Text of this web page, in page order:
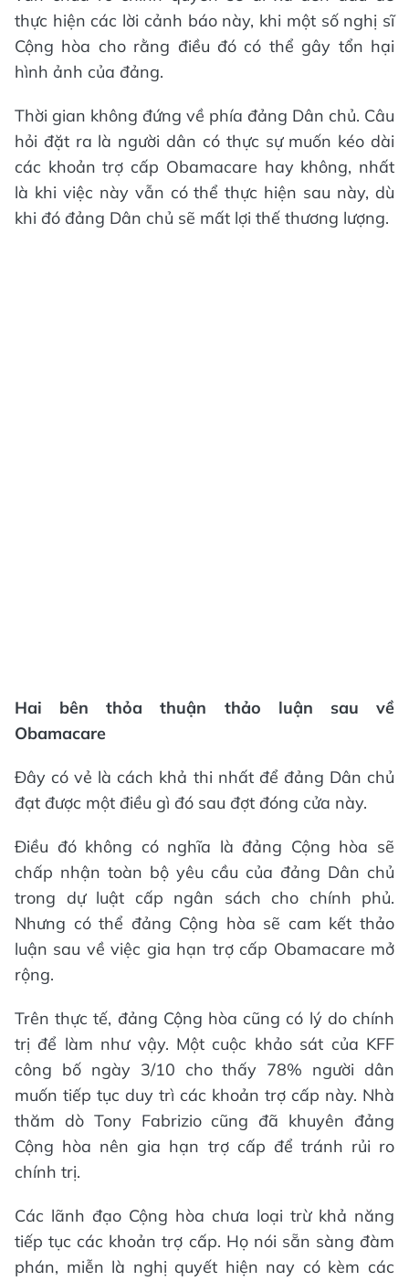
thực hiện các lời cảnh báo này, khi một số nghị sĩ
Cộng hòa cho rằng điều đó có thể gây tổn hại
hình ảnh của đảng.
Thời gian không đứng về phía đảng Dân chủ. Câu
hỏi đặt ra là người dân có thực sự muốn kéo dài
các khoản trợ cấp Obamacare hay không, nhất
là khi việc này vẫn có thể thực hiện sau này, dù
khi đó đảng Dân chủ sẽ mất lợi thế thương lượng.
Hai bên thỏa thuận thảo luận sau về
Obamacare
Đây có vẻ là cách khả thi nhất để đảng Dân chủ
đạt được một điều gì đó sau đợt đóng cửa này.
Điều đó không có nghĩa là đảng Cộng hòa sẽ
chấp nhận toàn bộ yêu cầu của đảng Dân chủ
trong dự luật cấp ngân sách cho chính phủ.
Nhưng có thể đảng Cộng hòa sẽ cam kết thảo
luận sau về việc gia hạn trợ cấp Obamacare mở
rộng.
Trên thực tế, đảng Cộng hòa cũng có lý do chính
trị để làm như vậy. Một cuộc khảo sát của KFF
công bố ngày 3/10 cho thấy 78% người dân
muốn tiếp tục duy trì các khoản trợ cấp này. Nhà
thăm dò Tony Fabrizio cũng đã khuyên đảng
Cộng hòa nên gia hạn trợ cấp để tránh rủi ro
chính trị.
Các lãnh đạo Cộng hòa chưa loại trừ khả năng
tiếp tục các khoản trợ cấp. Họ nói sẵn sàng đàm
phán, miễn là nghị quyết hiện nay có kèm các